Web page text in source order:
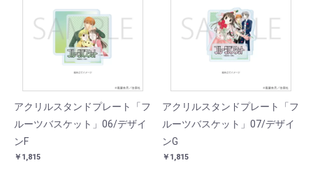
アクリルスタンドプレート「フ
ルーツバスケット」06/デザイ
ンF
￥1,815
アクリルスタンドプレート「フ
ルーツバスケット」07/デザイ
ンG
￥1,815